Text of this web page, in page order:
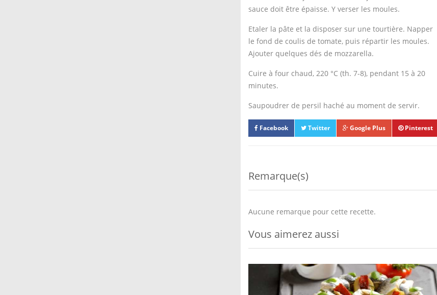
sauce doit être épaisse. Y verser les moules.
Etaler la pâte et la disposer sur une tourtière. Napper
le fond de coulis de tomate, puis répartir les moules.
Ajouter quelques dés de mozzarella.
Cuire à four chaud, 220 °C (th. 7-8), pendant 15 à 20
minutes.
Saupoudrer de persil haché au moment de servir.
Facebook Twitter Google Plus Pinterest
Remarque(s)
Aucune remarque pour cette recette.
Vous aimerez aussi